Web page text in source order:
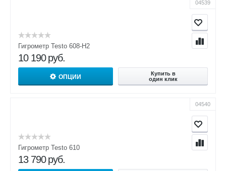
04539
Гигрометр Testo 608-H2
10 190 руб.
ОПЦИИ
Купить в
один клик
04540
Гигрометр Testo 610
13 790 руб.